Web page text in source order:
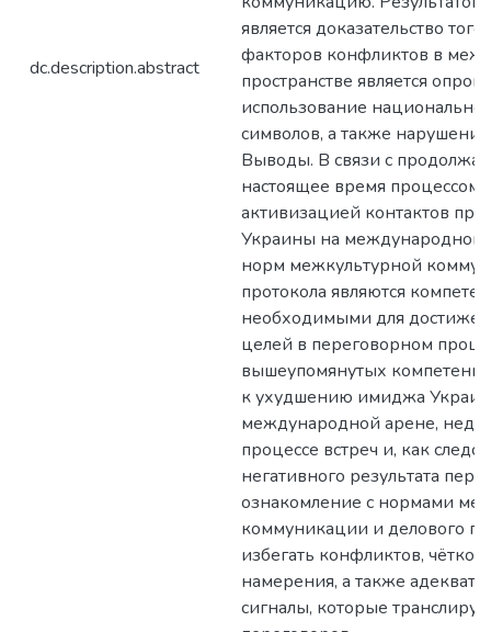
dc.description.abstract
является доказательство
факторов конфликтов в
пространстве является
использование
символов, а также
Выводы. В связи с
настоящее время процессом
активизацией контактов
Украины на международном
норм межкультурной
протокола являются
необходимыми для
целей в переговорном
вышеупомянутых
к ухудшению имиджа
международной арене,
процессе встреч и, как
негативного результата
ознакомление с нормами
коммуникации и делового
избегать конфликтов, чётко
намерения, а также
сигналы, которые